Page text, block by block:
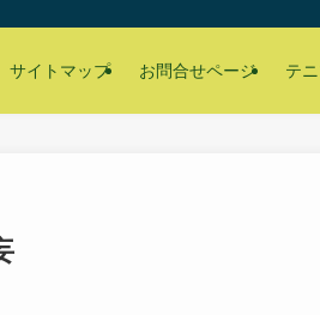
サイトマップ お問合せページ テ